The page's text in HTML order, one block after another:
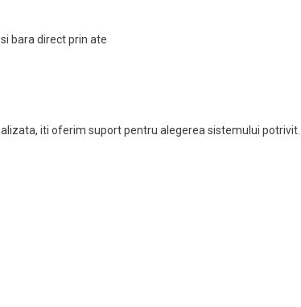
bara direct prin ate
iti oferim suport pentru alegerea sistemului potrivit.